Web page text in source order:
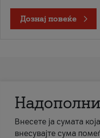
Дознај повеќе
Внесете ја сумата
внесувајте сума